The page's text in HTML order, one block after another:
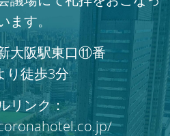
ます。
大阪駅東口⑪番
り徒歩3分
リンク：